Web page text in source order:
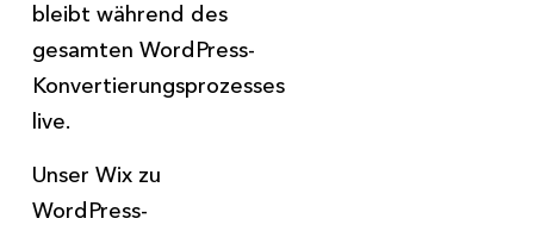
bleibt während des
gesamten WordPress-
Konvertierungsprozesses
live.
Unser Wix zu
WordPress-